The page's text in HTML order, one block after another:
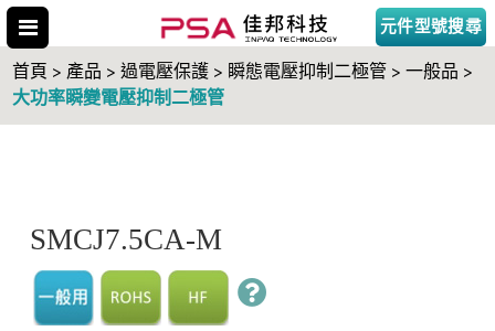
元件型號搜尋
首頁 > 產品 > 過電壓保護 > 瞬態電壓抑制二極管 > 一般品 >
大功率瞬變電壓抑制二極管
SMCJ7.5CA-M